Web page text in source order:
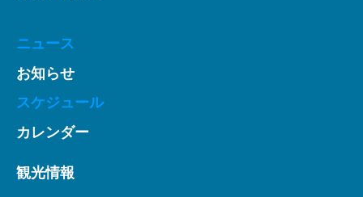
ニュース
お知らせ
スケジュール
カレンダー
観光情報